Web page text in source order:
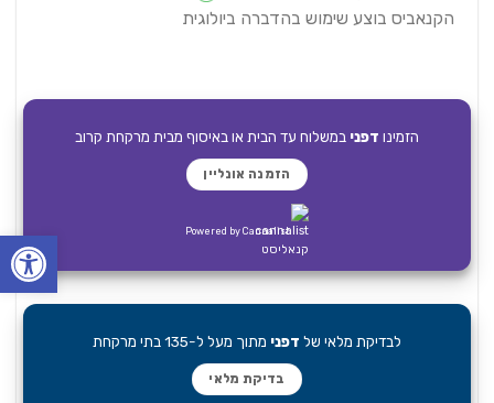
פתח
הקנאביס בוצע שימוש בהדברה ביולוגית
הזמינו דפני במשלוח עד הבית או באיסוף מבית מרקחת קרוב
הזמנה אונליין
Powered by Ca nnalist
לבדיקת מלאי של דפני מתוך מעל ל-135 בתי מרקחת
בדיקת מלאי